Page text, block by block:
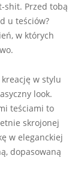
shit. Przed tobą
u teściów?
w których
w stylu
look.
teściami to
skrojonej
w eleganckiej
dopasowaną